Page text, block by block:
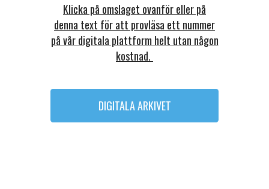
Klicka på omslaget ovanför eller på
denna text för att provläsa ett nummer
på vår digitala plattform helt utan någon
kostnad.
DIGITALA ARKIVET